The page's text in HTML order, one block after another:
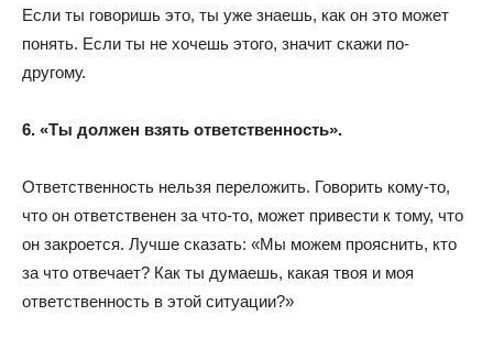
Если ты говоришь это, ты уже знаешь, как он это может
понять. Если ты не хочешь этого, значит скажи по-
другому.
6. «Ты должен взять ответственность».
Ответственность нельзя переложить. Говорить кому-то,
что он ответственен за что-то, может привести к тому, что
он закроется. Лучше сказать: «Мы можем прояснить, кто
за что отвечает? Как ты думаешь, какая твоя и моя
ответственность в этой ситуации?»